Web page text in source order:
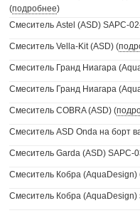
(подробнее)
Смеситель Astel (ASD) SAPC-
Смеситель Vella-Kit (ASD) (
Смеситель Гранд Ниагара
Смеситель Гранд Ниагара
Смеситель COBRA (ASD) (
Смеситель ASD Onda на борт
Смеситель Garda (ASD) SAPC-
Смеситель Кобра (AquaDesign)
Смеситель Кобра (AquaDesign)